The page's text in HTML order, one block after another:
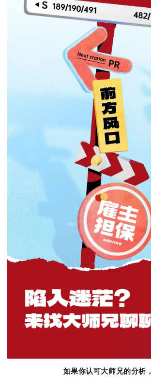
如果你认可大师兄的分析，